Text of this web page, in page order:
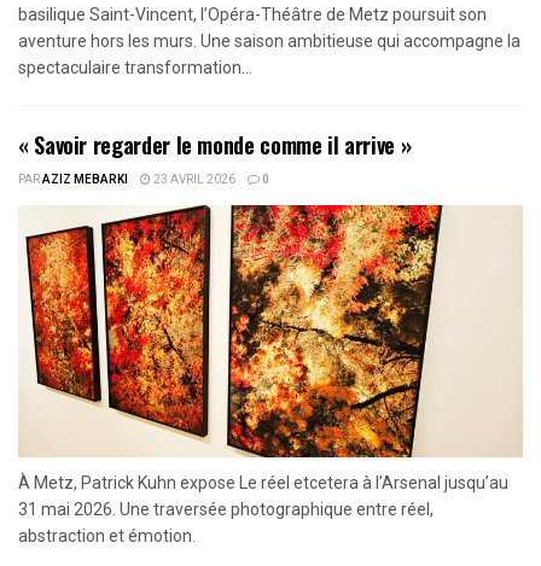
basilique Saint-Vincent, l’Opéra-Théâtre de Metz poursuit son
aventure hors les murs. Une saison ambitieuse qui accompagne la
spectaculaire transformation...
« Savoir regarder le monde comme il arrive »
PARAZIZ MEBARKI 23 AVRIL 2026 0
À Metz, Patrick Kuhn expose Le réel etcetera à l’Arsenal jusqu’au
31 mai 2026. Une traversée photographique entre réel,
abstraction et émotion.